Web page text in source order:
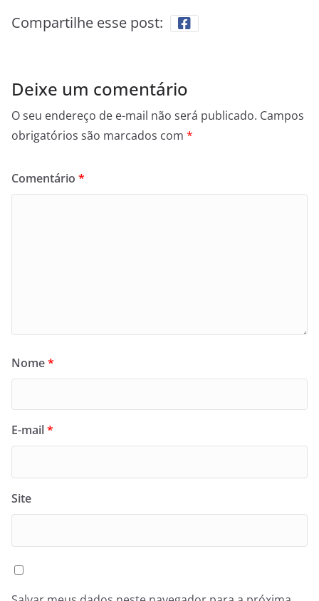
Compartilhe esse post:
Deixe um comentário
O seu endereço de e-mail não será publicado. Campos
obrigatórios são marcados com *
Comentário *
Nome*
E-mail*
Site